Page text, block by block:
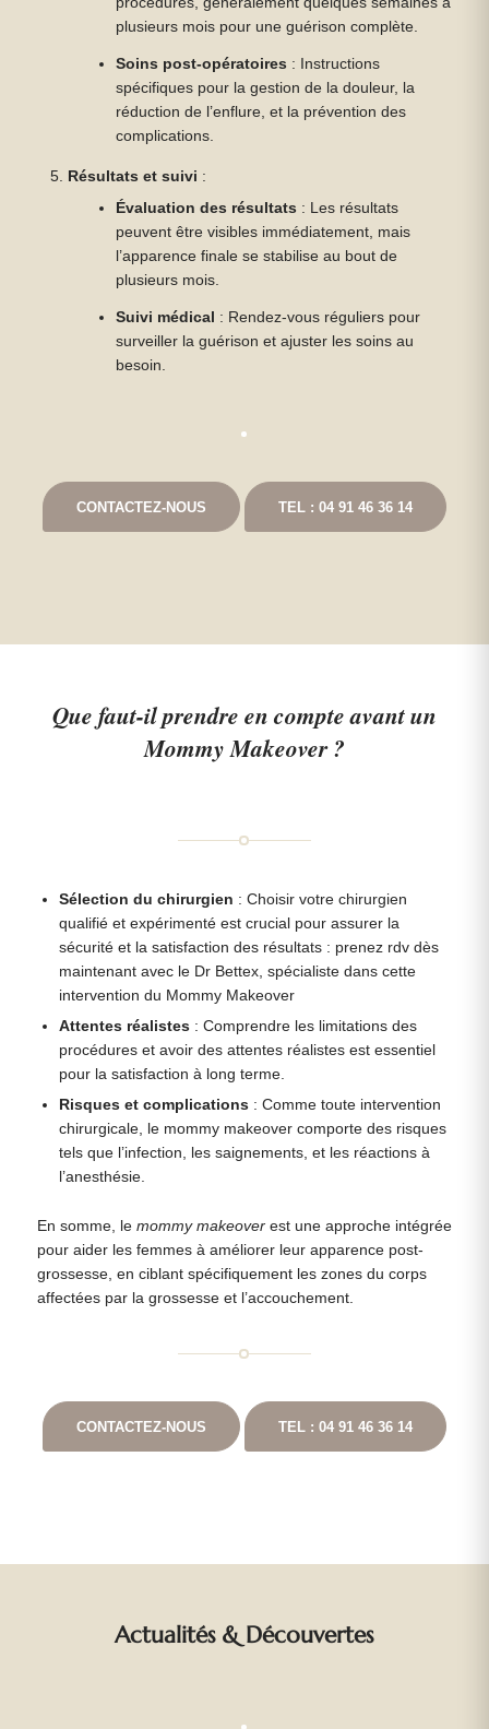
plusieurs mois pour une guérison complète.
Soins post-opératoires : Instructions
spécifiques pour la gestion de la douleur, la
réduction de l’enflure, et la prévention des
complications.
Résultats et suivi :
Évaluation des résultats : Les résultats
peuvent être visibles immédiatement, mais
l’apparence finale se stabilise au bout de
plusieurs mois.
Suivi médical : Rendez-vous réguliers pour
surveiller la guérison et ajuster les soins au
besoin.
CONTACTEZ-NOUS TEL : 04 91 46 36 14
Que faut-il prendre en compte avant un
Mommy Makeover ?
Sélection du chirurgien : Choisir votre chirurgien
qualifié et expérimenté est crucial pour assurer la
sécurité et la satisfaction des résultats : prenez rdv dès
maintenant avec le Dr Bettex, spécialiste dans cette
intervention du Mommy Makeover
Attentes réalistes : Comprendre les limitations des
procédures et avoir des attentes réalistes est essentiel
pour la satisfaction à long terme.
Risques et complications : Comme toute intervention
chirurgicale, le mommy makeover comporte des risques
tels que l’infection, les saignements, et les réactions à
l’anesthésie.
En somme, le mommy makeoverest une approche intégrée
pour aider les femmes à améliorer leur apparence post-
grossesse, en ciblant spécifiquement les zones du corps
affectées par la grossesse et l’accouchement.
CONTACTEZ-NOUS TEL : 04 91 46 36 14
Actualités & Découvertes